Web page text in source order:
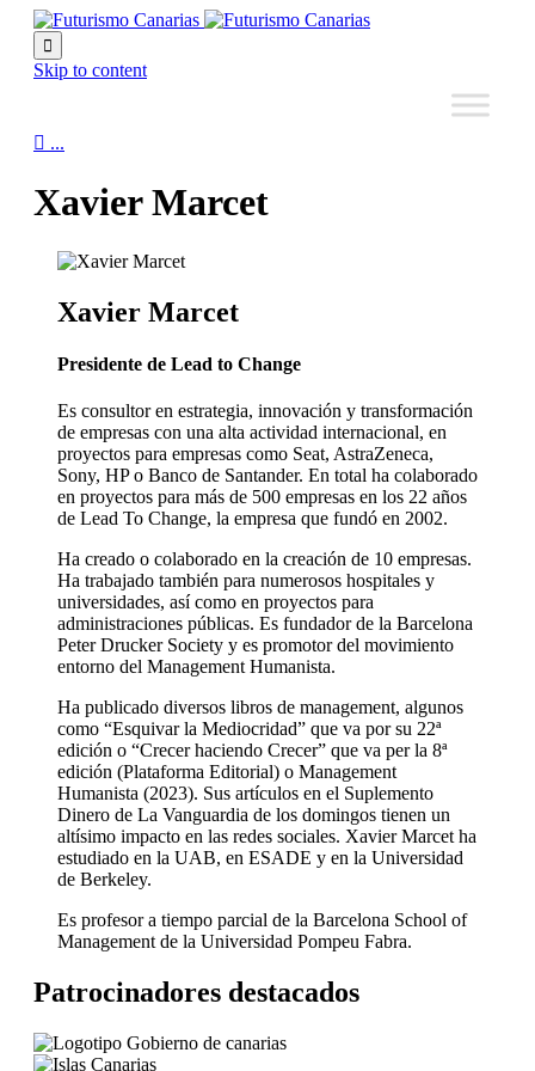

Skip to content
 ...
Xavier Marcet
Xavier Marcet
Presidente de Lead to Change
Es consultor en estrategia, innovación y transformación
de empresas con una alta actividad internacional, en
proyectos para empresas como Seat, AstraZeneca,
Sony, HP o Banco de Santander. En total ha colaborado
en proyectos para más de 500 empresas en los 22 años
de Lead To Change, la empresa que fundó en 2002.
Ha creado o colaborado en la creación de 10 empresas.
Ha trabajado también para numerosos hospitales y
universidades, así como en proyectos para
administraciones públicas. Es fundador de la Barcelona
Peter Drucker Society y es promotor del movimiento
entorno del Management Humanista.
Ha publicado diversos libros de management, algunos
como “Esquivar la Mediocridad” que va por su 22ª
edición o “Crecer haciendo Crecer” que va per la 8ª
edición (Plataforma Editorial) o Management
Humanista (2023). Sus artículos en el Suplemento
Dinero de La Vanguardia de los domingos tienen un
altísimo impacto en las redes sociales. Xavier Marcet ha
estudiado en la UAB, en ESADE y en la Universidad
de Berkeley.
Es profesor a tiempo parcial de la Barcelona School of
Management de la Universidad Pompeu Fabra.
Patrocinadores destacados